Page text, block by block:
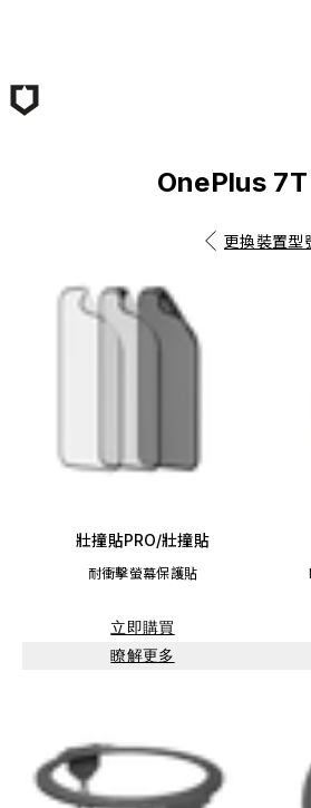
OnePlus
更換裝置型
壯撞貼PRO/壯撞貼
耐衝擊螢幕保護貼
立即購買
瞭解更多